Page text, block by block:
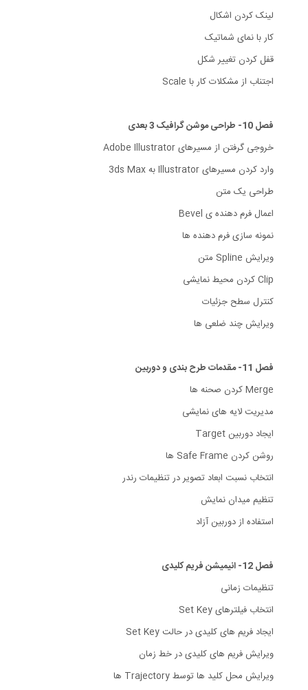
لینک کردن اشکال
کار با نمای شماتیک
قفل کردن تغییر شکل
اجتناب از مشکلات کار با Scale
فصل 10- طراحی موشن گرافیک 3 بعدی
خروجی گرفتن از مسیرهای Adobe Illustrator
وارد کردن مسیرهای Illustrator به 3ds Max
طراحی یک متن
اعمال فرم دهنده ی Bevel
نمونه سازی فرم دهنده ها
ویرایش Spline متن
Clip کردن محیط نمایشی
کنترل سطح جزئیات
ویرایش چند ضلعی ها
فصل 11- مقدمات طرح بندی و دوربین
Merge کردن صحنه ها
مدیریت لایه های نمایشی
ایجاد دوربین Target
روشن کردن Safe Frame ها
انتخاب نسبت ابعاد تصویر در تنظیمات رندر
تنظیم میدان نمایش
استفاده از دوربین آزاد
فصل 12- انیمیشن فریم کلیدی
تنظیمات زمانی
انتخاب فیلترهای Set Key
ایجاد فریم های کلیدی در حالت Set Key
ویرایش فریم های کلیدی در خط زمان
ویرایش محل کلید ها توسط Trajectory ها